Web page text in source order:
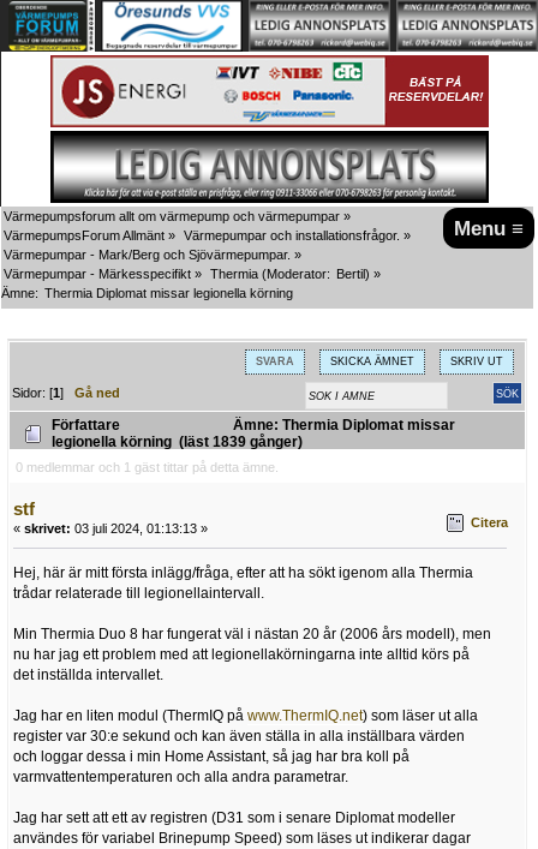
Menu ≡
Värmepumpsforum allt om värmepump och värmepumpar »
VärmepumpsForum Allmänt » Värmepumpar och installationsfrågor. »
Värmepumpar - Mark/Berg och Sjövärmepumpar. »
Värmepumpar - Märkesspecifikt » Thermia (Moderator: Bertil) »
Ämne: Thermia Diplomat missar legionella körning
SVARA SKICKA ÄMNET SKRIV UT
Sidor: [1]Gå ned
Författare
Ämne: Thermia Diplomat missar
legionella körning (läst 1839 gånger)
0 medlemmar och 1 gäst tittar på detta ämne.
stf
« skrivet: 03 juli 2024, 01:13:13 » Citera
Hej, här är mitt första inlägg/fråga, efter att ha sökt igenom alla Thermia
trådar relaterade till legionellaintervall.
Min Thermia Duo 8 har fungerat väl i nästan 20 år (2006 års modell), men
nu har jag ett problem med att legionellakörningarna inte alltid körs på
det inställda intervallet.
Jag har en liten modul (ThermIQ på www.ThermIQ.net) som läser ut alla
register var 30:e sekund och kan även ställa in alla inställbara värden
och loggar dessa i min Home Assistant, så jag har bra koll på
varmvattentemperaturen och alla andra parametrar.
Jag har sett att ett av registren (D31 som i senare Diplomat modeller
användes för variabel Brinepump Speed) som läses ut indikerar dagar